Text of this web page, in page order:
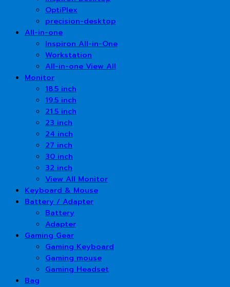
OptiPlex
precision-desktop
All-in-one
Inspiron All-in-One
Workstation
All-in-one View All
Monitor
18.5 inch
19.5 inch
21.5 inch
23 inch
24 inch
27 inch
30 inch
32 inch
View All Monitor
Keyboard & Mouse
Battery / Adapter
Battery
Adapter
Gaming Gear
Gaming Keyboard
Gaming mouse
Gaming Headset
Bag